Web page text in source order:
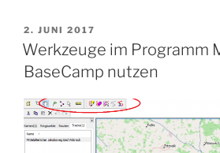
und
bearbeiten“
VERÖFFENTLICHT
AM
2. JUNI 2017
Werkzeuge im Programm
BaseCamp nutzen